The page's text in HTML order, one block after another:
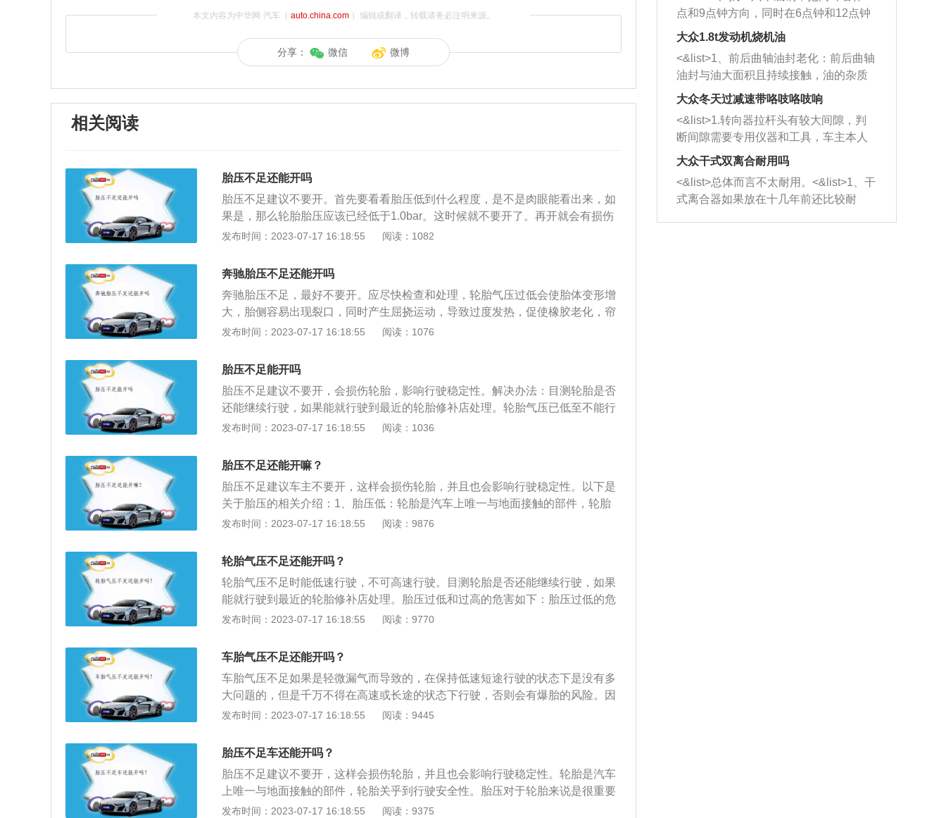
本文内容为中华网·汽车（ auto.china.com）编辑或翻译，转载请务必注明来源。
分享： 微信 微博
相关阅读
胎压不足还能开吗
胎压不足建议不要开。首先要看看胎压低到什么程度，是不是肉眼能看出来，如
果是，那么轮胎胎压应该已经低于1.0bar。这时候就不要开了。再开就会有损伤
轮胎侧面布帘层。如果布帘层受力过大的话就会造成轮胎爆胎的风险。如果车辆
气的。如果肉眼看不出来，只是轮胎报警灯亮了，如果有条件的话，建议随车备
个胎压表，这样可以检查四轮轮胎胎压的情况。测量一下是哪个轮胎亏气，在判
断一下亏气程度，正常只要轮胎胎压不低于1.3bar的话，可以缓慢行驶到维修厂
进行维修，不建议长时间因为轮胎亏气在路上行驶。这样车上的人身安全是得不
到保证的。如果胎压监控检测系统指示灯亮起，请立即降低车速并避免剧烈的转
发布时间：2023-07-17 16:18:55 阅读：1082
奔驰胎压不足还能开吗
奔驰胎压不足，最好不要开。应尽快检查和处理，轮胎气压过低会使胎体变形增
大，胎侧容易出现裂口，同时产生屈挠运动，导致过度发热，促使橡胶老化，帘
布层疲劳，帘线折断，还会使轮胎接地面积增大，加速胎肩磨损等，严重影响行
汽车的心脏，发动机的损坏将导致汽车生命的耗尽，那么轮胎胎压则是汽车的血
压，胎压的高低对汽车的性能和动力有着至关重要的作用，轮胎的正常胎压一般
在230-250kpa之间，也就是2.3-2.5bar之间，具体的胎压标准可查看使用手册，
轮胎需要正确的气压值才能有效工作。
发布时间：2023-07-17 16:18:55 阅读：1076
胎压不足能开吗
胎压不足建议不要开，会损伤轮胎，影响行驶稳定性。解决办法：目测轮胎是否
还能继续行驶，如果能就行驶到最近的轮胎修补店处理。轮胎气压已低至不能行
驶，有车载充气泵，可充一点儿气，然后去最近的修理铺，或更换备用胎行驶至
的接触面积增大，加大了摩擦力，油耗自然就上升了。2、影响操控。轮胎胎压
过低，使汽车方向变沉，影响汽车的操控性，也容易使车辆跑偏。3、容易爆
胎。轮胎与地面的接触面积增大，使摩擦力也增大。在高速行驶中，容易引起轮
胎温度过高的现象，最终导致爆胎。4、轮胎寿命降低。轮胎胎压过低，会加速
轮胎在汽车行驶中的损耗，使轮胎寿命降低。
发布时间：2023-07-17 16:18:55 阅读：1036
胎压不足还能开嘛？
胎压不足建议车主不要开，这样会损伤轮胎，并且也会影响行驶稳定性。以下是
关于胎压的相关介绍：1、胎压低：轮胎是汽车上唯一与地面接触的部件，轮胎
关乎到行驶稳定性和行驶安全性。胎压对于轮胎来说很重要，胎压不能过高也不
加爆胎的几率。2、胎压高：如果胎压过高，那会降低轮胎与地面的接触面积，
这样会影响抓地力和行驶稳定性。建议经常检查下轮胎气压和轮胎表面是否存在
破损现象。轮胎属于橡胶制品，建议车主每隔四年更换一次轮胎。
发布时间：2023-07-17 16:18:55 阅读：9876
轮胎气压不足还能开吗？
轮胎气压不足时能低速行驶，不可高速行驶。目测轮胎是否还能继续行驶，如果
能就行驶到最近的轮胎修补店处理。胎压过低和过高的危害如下：胎压过低的危
害：与路面的摩擦系数会增大，油耗上升、轮胎与地面的摩擦成倍增加，胎温急
的危害：轮胎的摩擦力、附着力会降低，影响制动效果、导致方向盘抖动、跑
偏，驾乘的舒适性降低、加速轮胎胎面中央的花纹局部磨损，易导致轮胎鼓包、
夹石子等、会使轮胎帘线受到过度的伸张变形，胎体弹性下降，使汽车在行驶中
受到的冲击增大，行驶噪音增大。
发布时间：2023-07-17 16:18:55 阅读：9770
车胎气压不足还能开吗？
车胎气压不足如果是轻微漏气而导致的，在保持低速短途行驶的状态下是没有多
大问题的，但是千万不得在高速或长途的状态下行驶，否则会有爆胎的风险。因
为当胎压不足时，车子高速行驶很容易导致轮胎波浪变形，这样极其容易引发爆
多加检查轮胎的情况。若无缘无故轮胎的气压就变低了，那就需要检查轮胎是否
存在漏气，或是被钉子扎破等状况。
发布时间：2023-07-17 16:18:55 阅读：9445
胎压不足车还能开吗？
胎压不足建议不要开，这样会损伤轮胎，并且也会影响行驶稳定性。轮胎是汽车
上唯一与地面接触的部件，轮胎关乎到行驶安全性。胎压对于轮胎来说是很重要
的，胎压不能过高也不能过低。如果胎压过低，在高速行驶时轮胎会出现波浪变
发布时间：2023-07-17 16:18:55 阅读：9375
杂物推到排气管里面的位置处，然后将
三元催化器拆解开，就可以将堵塞的东
西取出来。但如果是因为积碳过多引起
的堵塞，就需要将三元催化器泡在草酸
洗剂对堵塞的情况得到解决，将清洗剂
放在燃油箱中，与燃油混合后，车辆启
动时，就可以和汽油一起进入到燃烧
室，最后形成废气排出，就可以让三元
催化器得到清洗，排气管堵塞的情况就
能够得到解决。
点和9点钟方向，同时在6点钟和12点钟
方向做一个标记。 <&list>2、双手握住
一圈半的练习，往右同样也要打相同的
圈数。 <&list>3、最后强调要反复练
习，这样就可以形成肌肉记忆，在真实
驾驶车辆时，不需要记忆也能打好方
向。
大众1.8t发动机烧机油
<&list>1、前后曲轴油封老化：前后曲轴
油封与油大面积且持续接触，油的杂质
和发动机内持续温度变化使其密封效果
逐渐减弱，导致渗油或漏油。<&list>2、
活塞间隙过大：积碳会使活塞环与缸体
的间隙扩大，导致机油流入燃烧室中，
造成烧机油。<&list>3、机油粘度。使用
机油粘度过小的话，同样会有烧机油现
象，机油粘度过小具有很好的流动性，
大众冬天过减速带咯吱咯吱响
<&list>1.转向器拉杆头有较大间隙，判
断间隙需要专用仪器和工具，车主本人
无法制作，需要将车辆送到修理厂或4s
店；<&list>2.车辆半轴套管防尘罩破
裂，破裂后会出现漏油现象，使半轴磨
损严重，磨损的半轴容易损坏，产生异
响；<&list>3.稳定器的转向胶套和球头
大众干式双离合耐用吗
<&list>总体而言不太耐用。<&list>1、干
式离合器如果放在十几年前还比较耐